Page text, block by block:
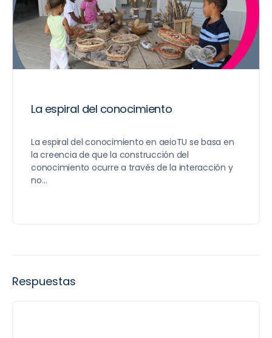
La espiral del conocimiento
La espiral del conocimiento en aeioTU se basa en
la creencia de que la construcción del
conocimiento ocurre a través de la interacción y
no…
Respuestas